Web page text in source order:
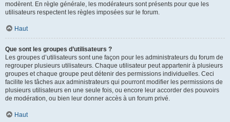
modèrent. En règle générale, les modérateurs sont présents pour que les
utilisateurs respectent les règles imposées sur le forum.
Haut
Que sont les groupes d’utilisateurs ?
Les groupes d’utilisateurs sont une façon pour les administrateurs du forum de
regrouper plusieurs utilisateurs. Chaque utilisateur peut appartenir à plusieurs
groupes et chaque groupe peut détenir des permissions individuelles. Ceci
facilite les tâches aux administrateurs qui pourront modifier les permissions de
plusieurs utilisateurs en une seule fois, ou encore leur accorder des pouvoirs
de modération, ou bien leur donner accès à un forum privé.
Haut